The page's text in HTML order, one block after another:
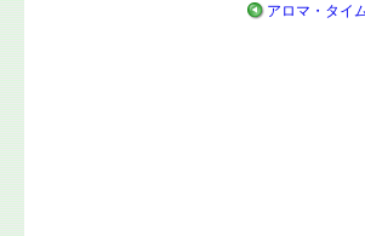
アロマ・タイ